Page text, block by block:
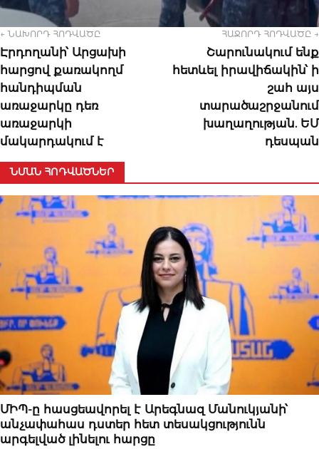
← ՆԱԽՈՐԴ ՀՈԴՎԱԾԸ
Էրդողանի՝ Արցախի
հարցով քառակողմ
հանդիպման
առաջարկը դեռ
առաջարկի
մակարդակում է
ՀԱՋՈՐԴ ՀՈԴՎԱԾԸ →
Շարունակում ենք
հետևել իրավիճակին՝ ի
շահ այս
տարածաշրջանում
խաղաղության. ԵՄ
դեսպան
ՆՄԱՆ ՀՈԴՎԱԾՆԵՐ
ԻՐԱՎՈՒՆՔ
ՄԻՊ-ը հասցեավորել է Արեգնազ Մանուկյանի՝
անչափահաս դստեր հետ տեսակցությունն
արգելված լինելու հարցը